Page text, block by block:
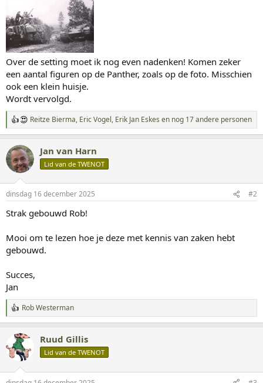
Over de setting moet ik nog even nadenken! Komen zeker
een aantal figuren op de Panther, zoals op de foto. Misschien
ook een klein huisje.
Wordt vervolgd.
W
a
r
d
e
i
n
e
:
Reitze Bierma, Eric Vogel, Erik Jan Eskes en nog 17 andere personen
Jan van Harn
Lid van de TWENOT
dinsdag 16 december 2025 #2
Strak gebouwd Rob!
Mooi om te lezen hoe je deze met kennis van zaken hebt
gebouwd.
Succes,
Jan
W
a
d
e
i
Rob Westerman
Ruud Gillis
Lid van de TWENOT